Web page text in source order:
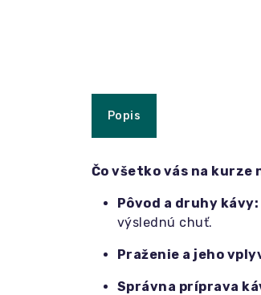
Popis
Čo všetko vás na kurze
Pôvod a druhy kávy:
výslednú chuť.
Praženie a jeho
Správna príprava